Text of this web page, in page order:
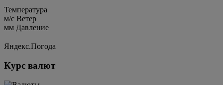
Температура
м/c Ветер
мм Давление
Яндекс.Погода
Курс валют